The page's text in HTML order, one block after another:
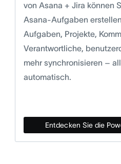
von Asana + Jira können
Asana-Aufgaben
Aufgaben, Projekte,
Verantwortliche,
mehr synchronisieren –
automatisch.
Entdecken Sie die